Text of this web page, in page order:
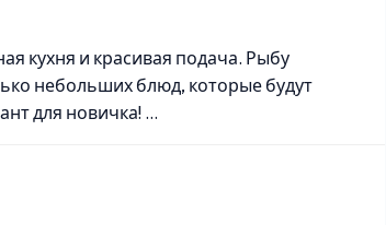
кухня и красивая подача. Рыбу
небольших блюд, которые будут
для новичка! …